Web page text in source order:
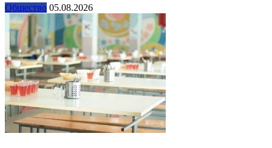
Общество 05.08.2026